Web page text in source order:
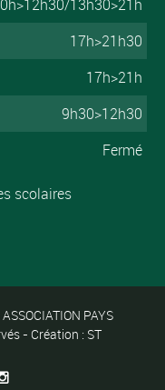
13h30>21h
17h>21h30
17h>21h
9h30>12h30
Fermé
scolaires
PAYS
- Création : ST